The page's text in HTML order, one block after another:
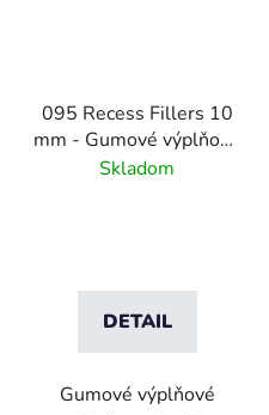
095 Recess Fillers 10
mm - Gumové výplňové
podložky na úpravu
Skladom
DETAIL
Gumové výplňové